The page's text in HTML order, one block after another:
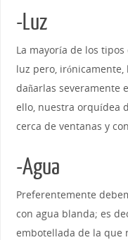
-Luz
La mayoría de los tipos
luz pero,
dañarlas severamente
ello, nuestra orquídea
cerca de ventanas y
-Agua
Preferentemente
con agua blanda; es
embotellada de la que